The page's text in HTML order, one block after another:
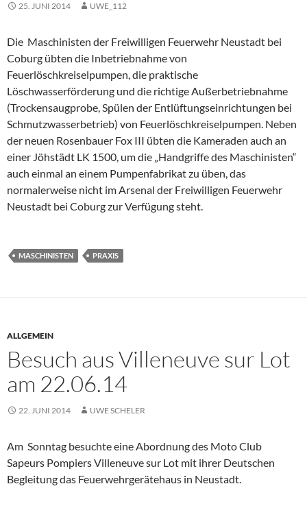
25. JUNI 2014 UWE_112
Die Maschinisten der Freiwilligen Feuerwehr Neustadt bei
Coburg übten die Inbetriebnahme von
Feuerlöschkreiselpumpen, die praktische
Löschwasserförderung und die richtige Außerbetriebnahme
(Trockensaugprobe, Spülen der Entlüftungseinrichtungen bei
Schmutzwasserbetrieb) von Feuerlöschkreiselpumpen. Neben
der neuen Rosenbauer Fox III übten die Kameraden auch an
einer Jöhstädt LK 1500, um die „Handgriffe des Maschinisten“
auch einmal an einem Pumpenfabrikat zu üben, das
normalerweise nicht im Arsenal der Freiwilligen Feuerwehr
Neustadt bei Coburg zur Verfügung steht.
MASCHINISTEN PRAXIS
ALLGEMEIN
Besuch aus Villeneuve sur Lot
am 22.06.14
22. JUNI 2014 UWE SCHELER
Am Sonntag besuchte eine Abordnung des Moto Club
Sapeurs Pompiers Villeneuve sur Lot mit ihrer Deutschen
Begleitung das Feuerwehrgerätehaus in Neustadt.